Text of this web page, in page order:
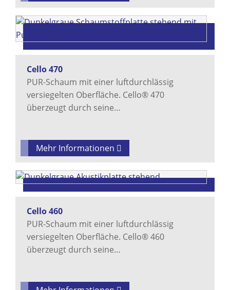
Cello 470
PUR-Schaum mit einer luftdurchlässig
versiegelten Oberfläche. Cello® 470
überzeugt durch seine…
Mehr Informationen
Cello 460
PUR-Schaum mit einer luftdurchlässig
versiegelten Oberfläche. Cello® 460
überzeugt durch seine…